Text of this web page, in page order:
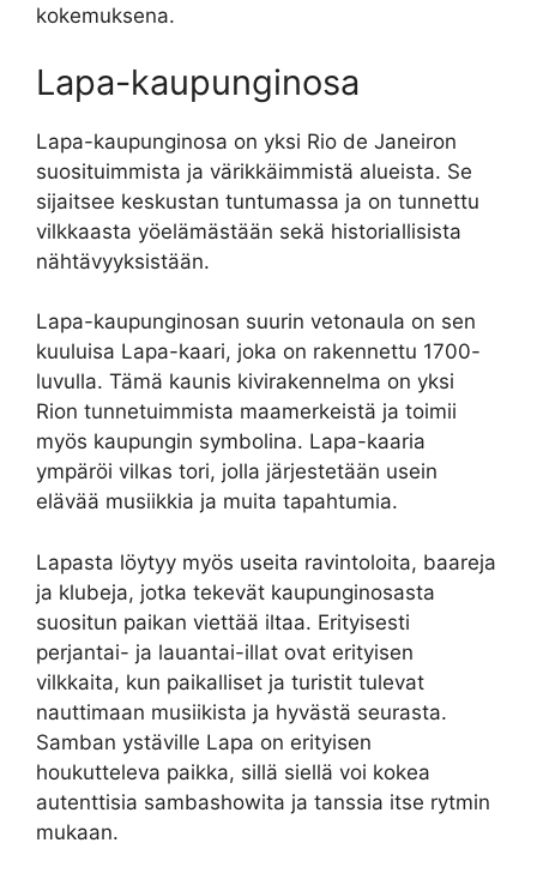
kokemuksena.
Lapa-kaupunginosa
Lapa-kaupunginosa on yksi Rio de Janeiron
suosituimmista ja värikkäimmistä alueista. Se
sijaitsee keskustan tuntumassa ja on tunnettu
vilkkaasta yöelämästään sekä historiallisista
nähtävyyksistään.
Lapa-kaupunginosan suurin vetonaula on sen
kuuluisa Lapa-kaari, joka on rakennettu 1700-
luvulla. Tämä kaunis kivirakennelma on yksi
Rion tunnetuimmista maamerkeistä ja toimii
myös kaupungin symbolina. Lapa-kaaria
ympäröi vilkas tori, jolla järjestetään usein
elävää musiikkia ja muita tapahtumia.
Lapasta löytyy myös useita ravintoloita, baareja
ja klubeja, jotka tekevät kaupunginosasta
suositun paikan viettää iltaa. Erityisesti
perjantai- ja lauantai-illat ovat erityisen
vilkkaita, kun paikalliset ja turistit tulevat
nauttimaan musiikista ja hyvästä seurasta.
Samban ystäville Lapa on erityisen
houkutteleva paikka, sillä siellä voi kokea
autenttisia sambashowita ja tanssia itse rytmin
mukaan.